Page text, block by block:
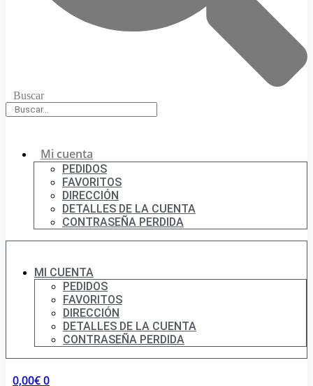
Buscar
Mi cuenta
PEDIDOS
FAVORITOS
DIRECCIÓN
DETALLES DE LA CUENTA
CONTRASEÑA PERDIDA
MI CUENTA
PEDIDOS
FAVORITOS
DIRECCIÓN
DETALLES DE LA CUENTA
CONTRASEÑA PERDIDA
0,00€0